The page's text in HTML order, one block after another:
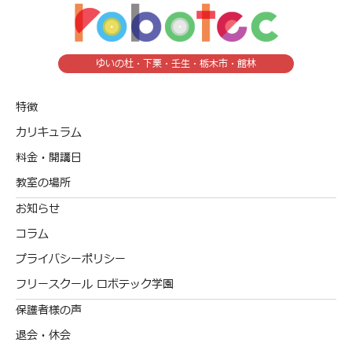
ゆいの杜・下栗・壬生・栃木市・館林
特徴
カリキュラム
料金・開講日
教室の場所
お知らせ
コラム
プライバシーポリシー
フリースクール ロボテック学園
保護者様の声
退会・休会